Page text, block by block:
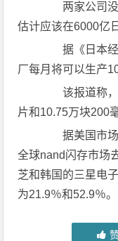
两家公司没
估计应该在6000亿
据《日本经
厂每月将可以生产
该报道称，
片和10.75万块200
据美国市场
全球nand闪存市场
芝和韩国的三星电
为21.9％和52.9％。